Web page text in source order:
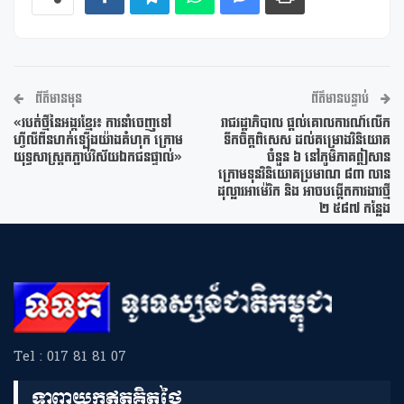
ព័ត៌មានមុន
«របត់ថ្មីនៃអង្ករខ្មែរ៖ ការនាំចេញទៅ
ហ្វីលីពីនហក់ឡើងយ៉ាងគំហុក ក្រោម
យុទ្ធសាស្ត្រតភ្ជាប់វិស័យឯកជនផ្ទាល់»
ព័ត៌មានបន្ទាប់
រាជរដ្ឋាភិបាល ផ្តល់គោលការណ៍លើក
ទឹកចិត្តពិសេស ដល់គម្រោងវិនិយោគ
ចំនួន ៦ នៅភូមិភាគឦសាន
ក្រោមទុនវិនិយោគប្រមាណ ៨៣ លាន
ដុល្លារអាម៉េរិក និង អាចបង្កើតការងារថ្មី
២ ៥៨៧ កន្លែង
Tel : 017 81 81 07